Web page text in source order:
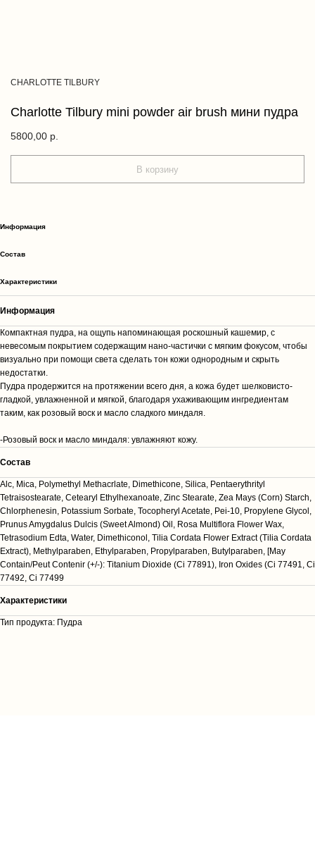
Charlotte Tilbury mini powder air brush мини пудра
CHARLOTTE TILBURY
5800,00 р.
В корзину
Информация
Cостав
Характеристики
Информация
Компактная пудра, на ощупь напоминающая роскошный кашемир, с
невесомым покрытием содержащим нано-частички с мягким фокусом, чтобы
визуально при помощи света сделать тон кожи однородным и скрыть
недостатки.
Пудра продержится на протяжении всего дня, а кожа будет шелковисто-
гладкой, увлажненной и мягкой, благодаря ухаживающим ингредиентам
таким, как розовый воск и масло сладкого миндаля.
-Розовый воск и масло миндаля: увлажняют кожу.
Cостав
Alc, Mica, Polymethyl Methacrlate, Dimethicone, Silica, Pentaerythrityl
Tetraisostearate, Cetearyl Ethylhexanoate, Zinc Stearate, Zea Mays (Corn) Starch,
Chlorphenesin, Potassium Sorbate, Tocopheryl Acetate, Pei-10, Propylene Glycol,
Prunus Amygdalus Dulcis (Sweet Almond) Oil, Rosa Multiflora Flower Wax,
Tetrasodium Edta, Water, Dimethiconol, Tilia Cordata Flower Extract (Tilia Cordata
Extract), Methylparaben, Ethylparaben, Propylparaben, Butylparaben, [May
Contain/Peut Contenir (+/-): Titanium Dioxide (Ci 77891), Iron Oxides (Ci 77491, Ci
77492, Ci 77499
Характеристики
Тип продукта: Пудра